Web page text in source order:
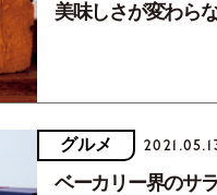
美味しさが変わらな
グルメ
ベーカリー界のサ